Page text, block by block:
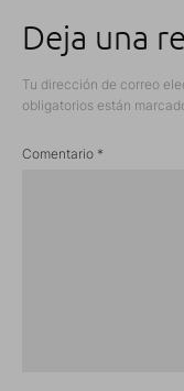
Deja una
Tu dirección de correo
obligatorios están
Comentario *